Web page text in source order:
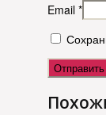
Email *